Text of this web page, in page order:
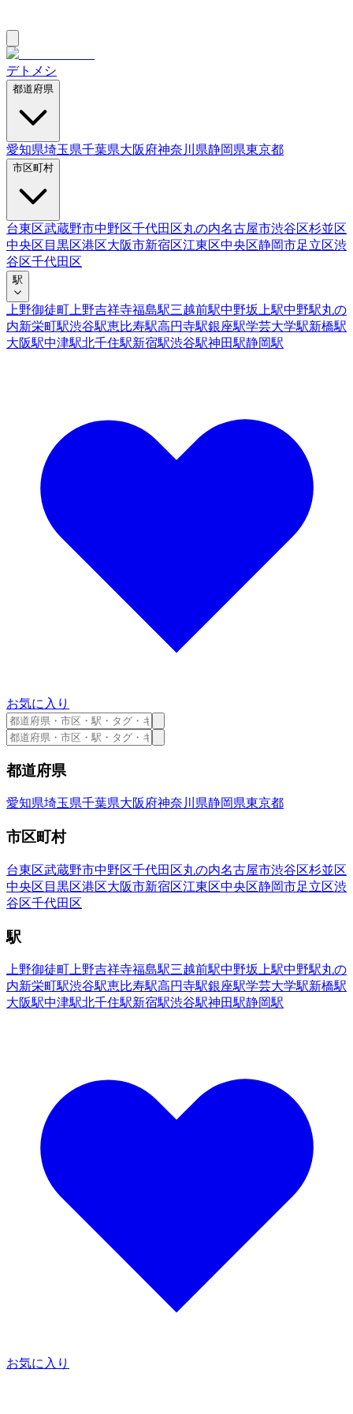
デトメシ
都道府県
愛知県埼玉県千葉県大阪府神奈川県静岡県東京都
市区町村
台東区武蔵野市中野区千代田区丸の内名古屋市渋谷区杉並区
中央区 目黒区港区大阪市新宿区江東区中央区静岡市足立区渋
谷区千代田区
駅
上野御徒町 上野吉祥寺福島駅三越前駅中野坂上駅中野駅丸の
内新栄町駅渋谷駅恵比寿駅高円寺駅銀座駅学芸大学駅新橋駅
大阪駅中津駅北千住駅新宿駅渋谷駅神田駅静岡駅
お気に入り
都道府県
愛知県埼玉県千葉県大阪府神奈川県静岡県東京都
市区町村
台東区武蔵野市中野区千代田区丸の内名古屋市渋谷区杉並区
中央区 目黒区港区大阪市新宿区江東区中央区静岡市足立区渋
谷区千代田区
駅
上野御徒町 上野吉祥寺福島駅三越前駅中野坂上駅中野駅丸の
内新栄町駅渋谷駅恵比寿駅高円寺駅銀座駅学芸大学駅新橋駅
大阪駅中津駅北千住駅新宿駅渋谷駅神田駅静岡駅
お気に入り